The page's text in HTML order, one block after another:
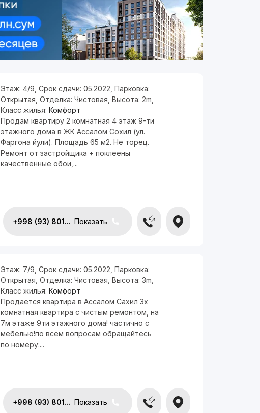
Этаж: 4/9 Срок сдачи: 05.2022 Парковка:
Открытая Отделка: Чистовая Высота: 2m
Класс жилья: Комфорт
Продам квартиру 2 комнатная 4 этаж 9-ти
этажного дома в ЖК Ассалом Сохил (ул.
Фаргона йули). Площадь 65 м2. Не торец.
Ремонт от застройщика + поклеены
качественные обои,...
+998 (93) 801... Показать
Этаж: 7/9 Срок сдачи: 05.2022 Парковка:
Открытая Отделка: Чистовая Высота: 3m
Класс жилья: Комфорт
Продается квартира в Ассалом Сахил 3х
комнатная квартира с чистым ремонтом, на
7м этаже 9ти этажного дома! частично с
мебелью!по всем вопросам обращайтесь
по номеру:...
+998 (93) 801... Показать